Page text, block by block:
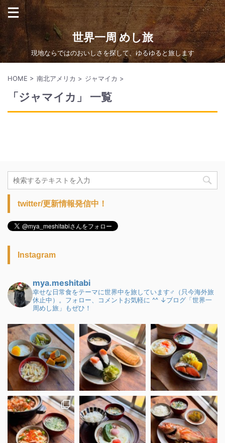
世界一周 めし旅
現地ならではのおいしさを探して、ゆるゆると旅します
HOME > 南北アメリカ > ジャマイカ >
「ジャマイカ」 一覧
twitter/更新情報発信中！
Instagram
mya.meshitabi
幸せな日常食をテーマに世界中を旅しています♂（只今海外旅
休止中）。フォロー、コメントお気軽に ^^ ↓ブログ「世界一
周めし旅」もぜひ！